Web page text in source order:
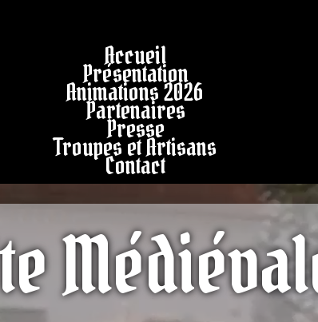
Accueil
Présentation
Animations 2026
Partenaires
Presse
Troupes et Artisans
Contact